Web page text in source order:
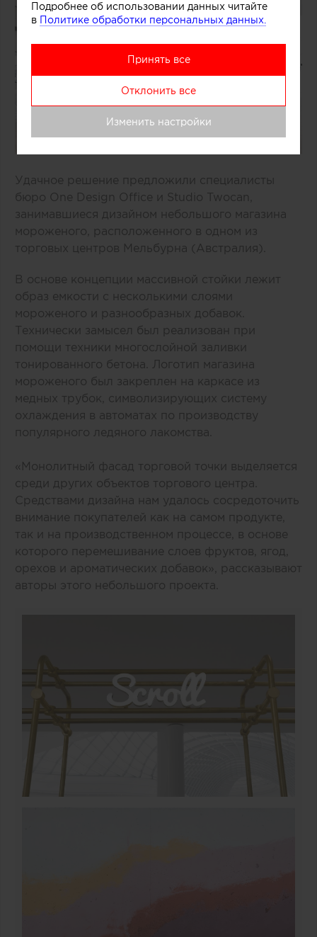
Удачное решение предложили специалисты
бюро One Design Office и Studio Twocan,
занимавшиеся дизайном небольшого магазина
мороженого, расположенного в одном из
торговых центров Мельбурна (Австралия).
В основе концепции массивной стойки лежит
образ емкости с несколькими слоями
мороженого и разнообразных добавок.
Технически замысел был реализован при
помощи техники многослойной заливки
тонированного бетона. Логотип магазина
мороженого был закреплен на каркасе из
медных трубок, символизирующих систему
охлаждения в автоматах по производству
популярного ледяного лакомства.
«Монолитный фасад торговой точки выделяется
среди других объектов торгового центра.
Средствами дизайна нам удалось сосредоточить
внимание покупателей как на самом продукте,
так и на производственном процессе, в основе
которого перемешивание слоев фруктов, ягод,
орехов и ароматических добавок», рассказывают
авторы этого небольшого проекта.
Подробнее об использовании данных читайте
в Политике обработки персональных данных.
Принять все
Отклонить все
Изменить настройки